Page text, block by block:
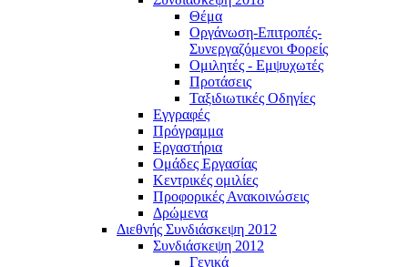
Θέμα
Οργάνωση-Επιτροπές-
Συνεργαζόμενοι Φορείς
Ομιλητές - Εμψυχωτές
Προτάσεις
Ταξιδιωτικές Οδηγίες
Εγγραφές
Πρόγραμμα
Εργαστήρια
Ομάδες Εργασίας
Κεντρικές ομιλίες
Προφορικές Ανακοινώσεις
Δρώμενα
Διεθνής Συνδιάσκεψη 2012
Συνδιάσκεψη 2012
Γενικά